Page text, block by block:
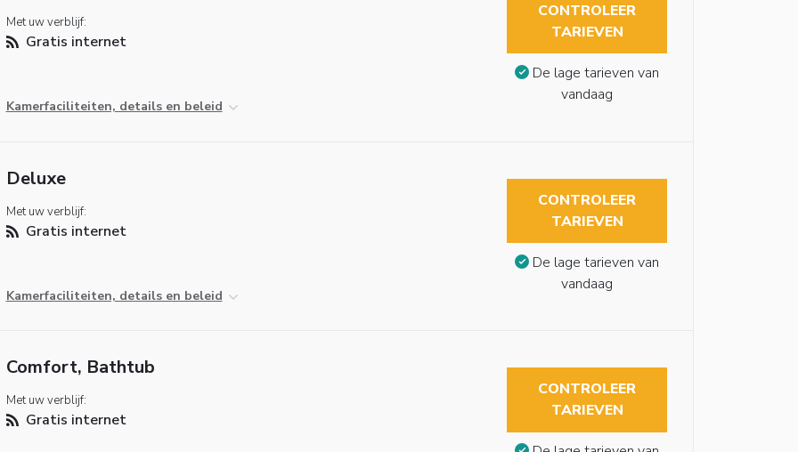
Met uw verblijf:
Gratis internet
Kamerfaciliteiten, details en beleid
CONTROLEER
TARIEVEN
De lage tarieven van
vandaag
Deluxe
Met uw verblijf:
Gratis internet
Kamerfaciliteiten, details en beleid
CONTROLEER
TARIEVEN
De lage tarieven van
vandaag
Comfort, Bathtub
Met uw verblijf:
Gratis internet
CONTROLEER
TARIEVEN